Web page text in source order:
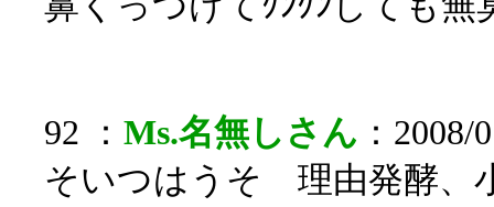
92 ： Ms.名無しさん ：
そいつはうそ 理由発酵、